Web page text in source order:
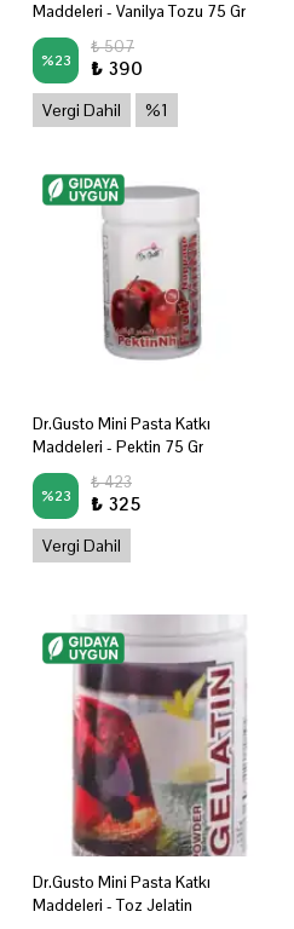
Maddeleri - Vanilya Tozu 75 Gr
%23
₺ 507
₺ 390
Vergi Dahil %1
Dr.Gusto Mini Pasta Katkı
Maddeleri - Pektin 75 Gr
%23
₺ 423
₺ 325
Vergi Dahil
Dr.Gusto Mini Pasta Katkı
Maddeleri - Toz Jelatin